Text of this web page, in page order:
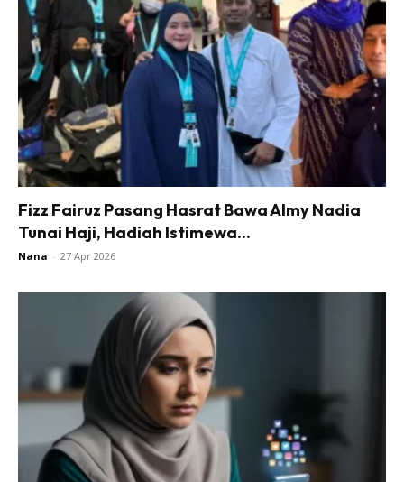
Fizz Fairuz Pasang Hasrat Bawa Almy Nadia
Tunai Haji, Hadiah Istimewa...
Nana - 27 Apr 2026